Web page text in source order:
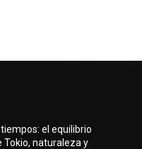
el equilibrio
naturaleza y